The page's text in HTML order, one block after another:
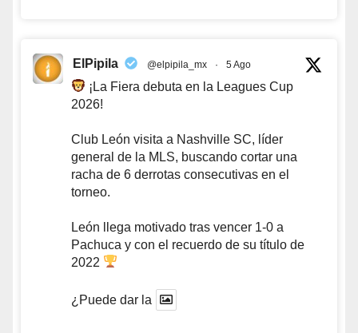
ElPipila @elpipila_mx · 5 Ago
¡La Fiera debuta en la Leagues Cup
2026!
Club León visita a Nashville SC, líder
general de la MLS, buscando cortar una
racha de 6 derrotas consecutivas en el
torneo.
León llega motivado tras vencer 1-0 a
Pachuca y con el recuerdo de su título de
2022
¿Puede dar la